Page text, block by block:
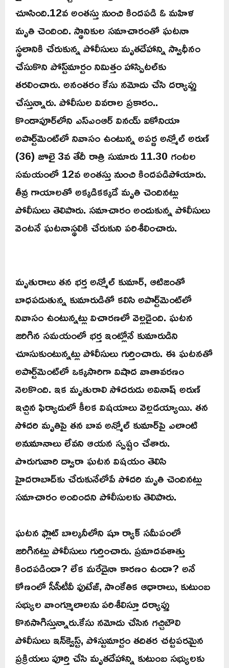
చూసింది.12వ అంతస్తు నుంచి కిందపడి ఓ మహిళ
మృతి చెందింది. స్థానికుల సమాచారంతో ఘటనా
స్థలానికి చేరుకున్న పోలీసులు మృతదేహాన్ని స్వాధీనం
చేసుకొని పోస్ట్‌మార్టం నిమిత్తం హాస్పిటల్‌కు
తరలించారు. అనంతరం కేసు నమోదు చేసి దర్యాప్తు
చేస్తున్నారు. పోలీసుల వివరాల ప్రకారం..
కొండాపూర్‌లోని ఎస్‌ఎంఆర్ వినయ్ ఐకోనియా
అపార్ట్‌మెంట్‌లో నివాసం ఉంటున్న అపర్ణ అన్మోల్ అరుణ్
(36) జూలై 3వ తేదీ రాత్రి సుమారు 11.30 గంటల
సమయంలో 12వ అంతస్తు నుంచి కిందపడిపోయారు.
తీవ్ర గాయాలతో అక్కడికక్కడే మృతి చెందినట్లు
పోలీసులు తెలిపారు. సమాచారం అందుకున్న పోలీసులు
వెంటనే ఘటనాస్థలికి చేరుకుని పరిశీలించారు.
మృతురాలు తన భర్త అన్మోల్ కుమార్, ఆటిజంతో
బాధపడుతున్న కుమారుడితో కలిసి అపార్ట్‌మెంట్‌లో
నివాసం ఉంటున్నట్లు విచారణలో వెల్లడైంది. ఘటన
జరిగిన సమయంలో భర్త ఇంట్లోనే కుమారుడిని
చూసుకుంటున్నట్లు పోలీసులు గుర్తించారు. ఈ ఘటనతో
అపార్ట్‌మెంట్‌లో ఒక్కసారిగా విషాద వాతావరణం
నెలకొంది. ఇక మృతురాలి సోదరుడు అవినాష్ అరుణ్
ఇచ్చిన ఫిర్యాదులో కీలక విషయాలు వెల్లడయ్యాయి. తన
సోదరి మృతిపై తన బావ అన్మోల్ కుమార్‌పై ఎలాంటి
అనుమానాలు లేవని ఆయన స్పష్టం చేశారు.
పొరుగువారి ద్వారా ఘటన విషయం తెలిసి
హైదరాబాద్‌కు చేరుకునేలోపే సోదరి మృతి చెందినట్లు
సమాచారం అందిందని పోలీసులకు తెలిపారు.
ఘటన ఫ్లాట్ బాల్కనీలోని షూ ర్యాక్ సమీపంలో
జరిగినట్లు పోలీసులు గుర్తించారు. ప్రమాదవశాత్తు
కిందపడిందా? లేక మరేదైనా కారణం ఉందా? అనే
కోణంలో సీసీటీవీ ఫుటేజ్, సాంకేతిక ఆధారాలు, కుటుంబ
సభ్యుల వాంగ్మూలాలను పరిశీలిస్తూ దర్యాప్తు
కొనసాగిస్తున్నారు.కేసు నమోదు చేసిన గచ్చిబౌలి
పోలీసులు ఇన్‌క్వెస్ట్, పోస్టుమార్టం తదితర చట్టపరమైన
ప్రక్రియలు పూర్తి చేసి మృతదేహాన్ని కుటుంబ సభ్యులకు